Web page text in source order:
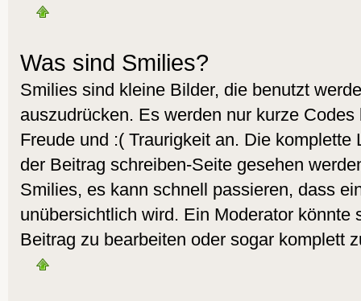
Was sind Smilies?
Smilies sind kleine Bilder, die benutzt
auszudrücken. Es werden nur kurze
Freude und :( Traurigkeit an. Die
der Beitrag schreiben-Seite gesehen
Smilies, es kann schnell passieren, dass
unübersichtlich wird. Ein Moderator könnte
Beitrag zu bearbeiten oder sogar komplett